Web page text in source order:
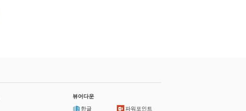
뷰어다운
한글 파워포인트